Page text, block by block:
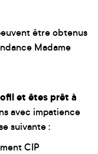
être obtenus
Madame
et êtes prêt à
avec impatience
suivante :
CIP